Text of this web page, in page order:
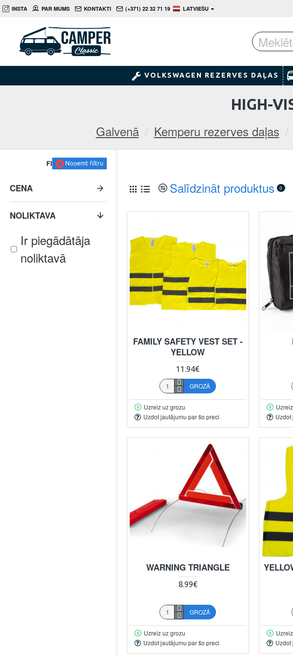
INSTA PAR MUMS KONTAKTI (+371) 22 32 71 19 LATVIEŠU
VOLKSWAGEN REZERVES DAĻAS
Galvenā Kemperu rezerves daļas
HIGH-
FILTRSNoņemt filtru
CENA
NOLIKTAVA
Ir piegādātāja
noliktavā
Salīdzināt produktus 0
FAMILY SAFETY VEST SET -
YELLOW
11.94€
GROZĀ
Uzreiz uz grozu
Uzdot jautājumu par šo preci
Uzdot
WARNING TRIANGLE
8.99€
GROZĀ
Uzreiz uz grozu
Uzdot jautājumu par šo preci
Uzdot